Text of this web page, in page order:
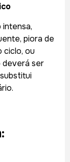
piora de
ciclo, ou
deverá ser